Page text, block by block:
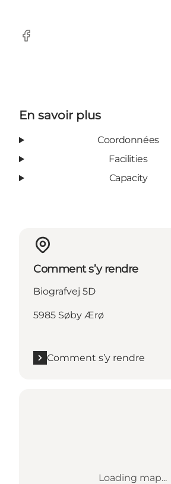
Facebook
En savoir plus
Coordonnées
Facilities
Capacity
Comment s’y rendre
Biografvej 5D
5985 Søby Ærø
Comment s’y rendre
Loading map...